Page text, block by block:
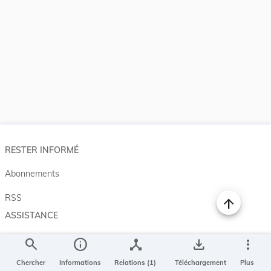
search
Chercher
info
Informations
device_hub
Relations (1)
save_alt
Téléchargement
more_vert
Plus
RESTER INFORMÉ
Abonnements
RSS
ASSISTANCE
Aide et à propos
Projet Casemates